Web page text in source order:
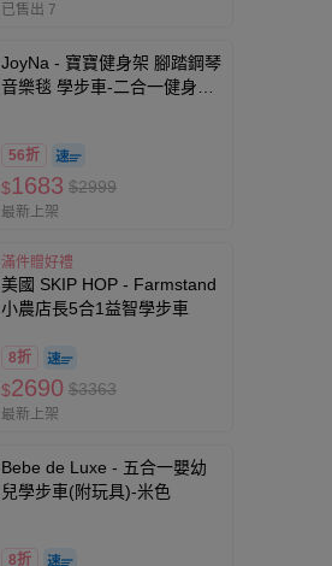
已售出 7
JoyNa - 寶寶健身架 腳踏鋼琴
音樂毯 學步車-二合一健身架
56折
$1683 $2999
最新上架
滿件贈好禮
美國 SKIP HOP - Farmstand
小農店長5合1益智學步車
8折
$2690 $3363
最新上架
Bebe de Luxe - 五合一嬰幼
兒學步車(附玩具)-米色
8折